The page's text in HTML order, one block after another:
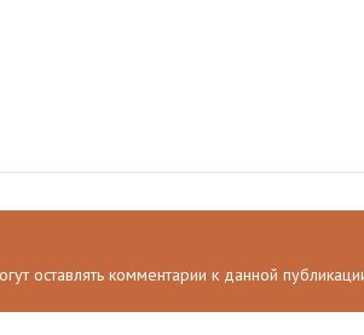
оставлять комментарии к данной